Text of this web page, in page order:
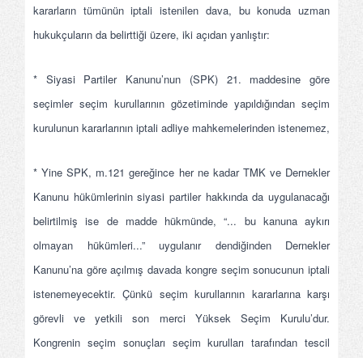
kararların tümünün iptali istenilen dava, bu konuda uzman
hukukçuların da belirttiği üzere, iki açıdan yanlıştır:
* Siyasi Partiler Kanunu’nun (SPK) 21. maddesine göre
seçimler seçim kurullarının gözetiminde yapıldığından seçim
kurulunun kararlarının iptali adliye mahkemelerinden istenemez,
* Yine SPK, m.121 gereğince her ne kadar TMK ve Dernekler
Kanunu hükümlerinin siyasi partiler hakkında da uygulanacağı
belirtilmiş ise de madde hükmünde, “... bu kanuna aykırı
olmayan hükümleri...” uygulanır dendiğinden Dernekler
Kanunu’na göre açılmış davada kongre seçim sonucunun iptali
istenemeyecektir. Çünkü seçim kurullarının kararlarına karşı
görevli ve yetkili son merci Yüksek Seçim Kurulu’dur.
Kongrenin seçim sonuçları seçim kurulları tarafından tescil